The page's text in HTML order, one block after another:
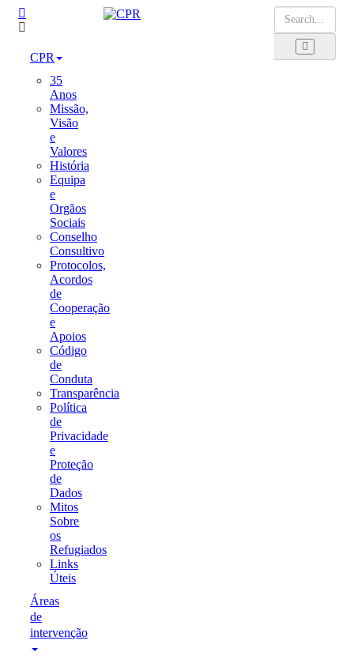
CPR
35
Anos
Missão,
Visão
e
Valores
História
Equipa
e
Orgãos
Sociais
Conselho
Consultivo
Protocolos,
Acordos
de
Cooperação
e
Apoios
Código
de
Conduta
Transparência
Política
de
Privacidade
e
Proteção
de
Dados
Mitos
Sobre
os
Refugiados
Links
Úteis
Áreas
de
intervenção